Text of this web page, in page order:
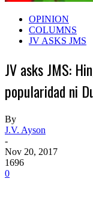
OPINION
COLUMNS
JV ASKS JMS
JV asks JMS:
popularidad ni
By
J.V. Ayson
-
Nov 20, 2017
1696
0